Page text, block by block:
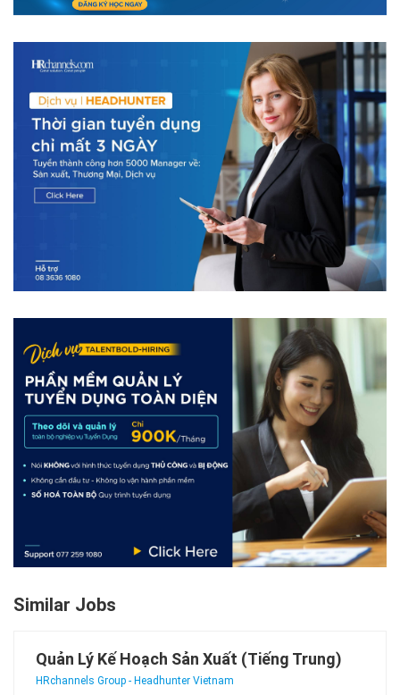
Similar Jobs
Quản Lý Kế Hoạch Sản Xuất (Tiếng Trung)
HRchannels Group - Headhunter Vietnam